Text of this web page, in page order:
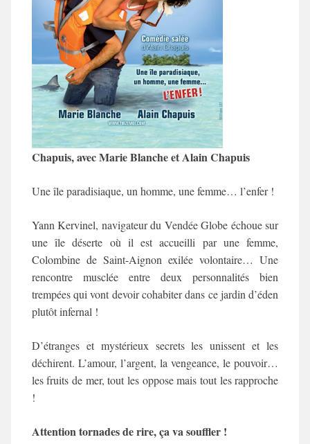
Chapuis, avec Marie Blanche et Alain Chapuis
Une île paradisiaque, un homme, une femme… l’enfer !
Yann Kervinel, navigateur du Vendée Globe échoue sur
une île déserte où il est accueilli par une femme,
Colombine de Saint-Aignon exilée volontaire… Une
rencontre musclée entre deux personnalités bien
trempées qui vont devoir cohabiter dans ce jardin d’éden
plutôt infernal !
D’étranges et mystérieux secrets les unissent et les
déchirent. L’amour, l’argent, la vengeance, le pouvoir…
les fruits de mer, tout les oppose mais tout les rapproche
!
Attention tornades de rire, ça va souffler !